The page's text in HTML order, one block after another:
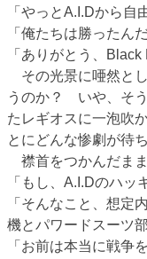
「やっとA.I.Dから自
「俺たちは勝ったんだ
「ありがとう、Black
その光景に唖然と
うのか？ いや、そ
たレギオスに一泡吹
とにどんな惨劇が待
襟首をつかんだまま
「もし、A.I.Dのハッ
「そんなこと、想定
機とパワードスーツ
「お前は本当に戦争